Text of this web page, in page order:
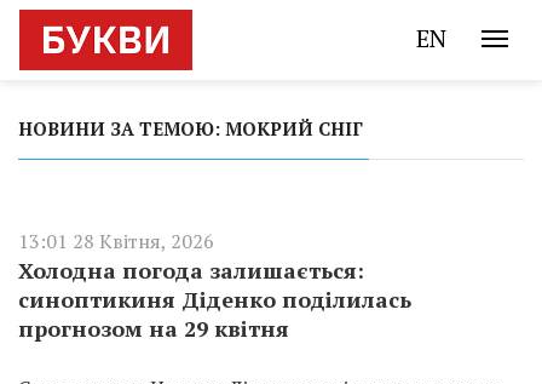
EN
НОВИНИ ЗА ТЕМОЮ: МОКРИЙ СНІГ
13:01 28 Квітня, 2026
Холодна погода залишається:
синоптикиня Діденко поділилась
прогнозом на 29 квітня